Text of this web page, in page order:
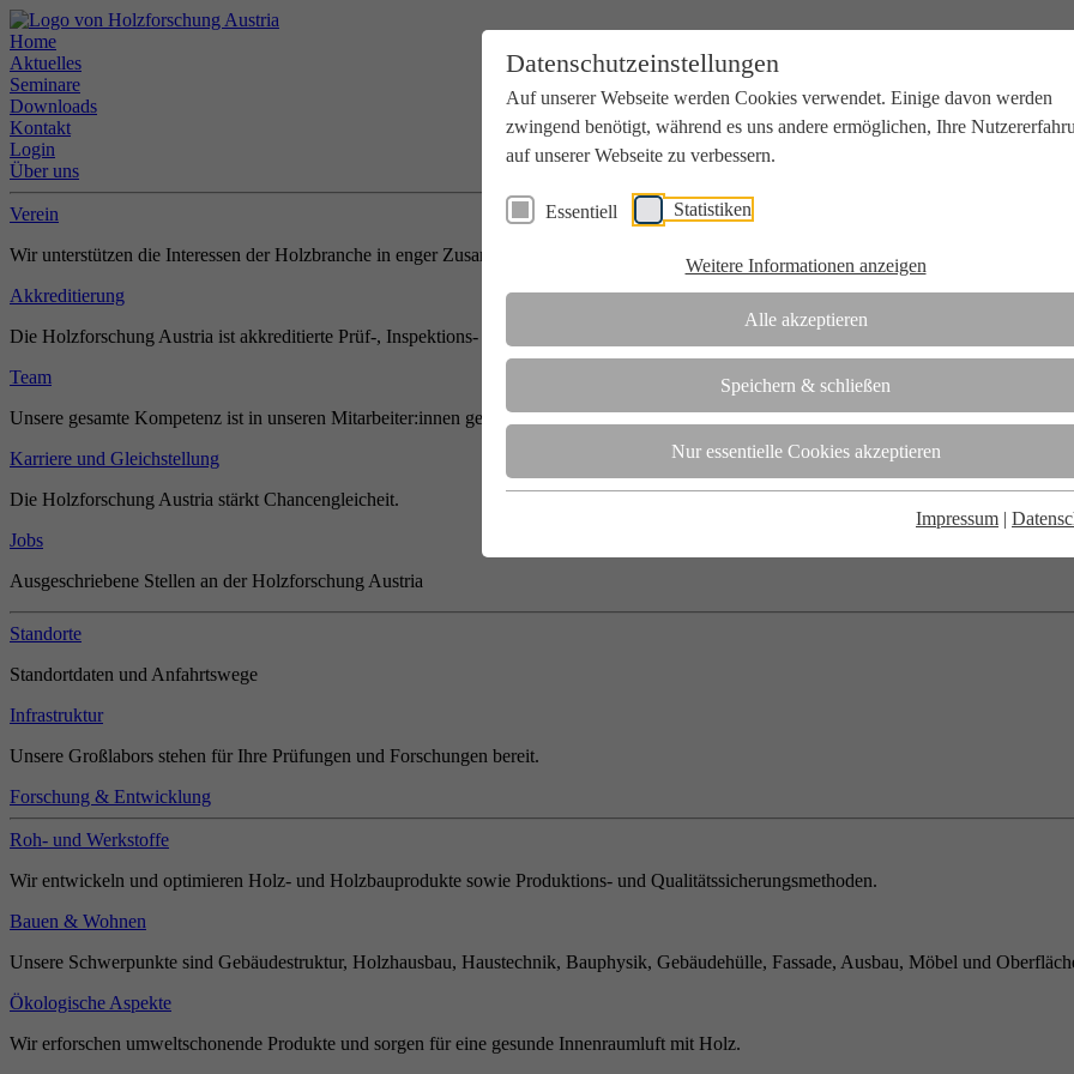
Datenschutzeinstellungen
Auf unserer Webseite werden Cookies verwendet. Einige davon werden
zwingend benötigt, während es uns andere ermöglichen, Ihre
auf unserer Webseite zu verbessern.
Essentiell Statistiken
Weitere Informationen anzeigen
Alle akzeptieren
Speichern & schließen
Nur essentielle Cookies akzeptieren
Impressum |
Home
Aktuelles
Seminare
Downloads
Kontakt
Login
Über uns
Verein
Wir unterstützen die Interessen der Holzbranche in enger Zusammenarbeit mit Wissenschaft und Wirtschaft.
Akkreditierung
Die Holzforschung Austria ist akkreditierte Prüf-, Inspektions- und Zertifizierungsstelle.
Team
Unsere gesamte Kompetenz ist in unseren Mitarbeiter:innen gebündelt
Karriere und Gleichstellung
Die Holzforschung Austria stärkt Chancengleicheit.
Jobs
Ausgeschriebene Stellen an der Holzforschung Austria
Standorte
Standortdaten und Anfahrtswege
Infrastruktur
Unsere Großlabors stehen für Ihre Prüfungen und Forschungen bereit.
Forschung & Entwicklung
Roh- und Werkstoffe
Wir entwickeln und optimieren Holz- und Holzbauprodukte sowie Produktions- und Qualitätssicherungsmethoden.
Bauen & Wohnen
Unsere Schwerpunkte sind Gebäudestruktur, Holzhausbau, Haustechnik, Bauphysik, Gebäudehülle, Fassade, Ausbau, Möbel und
Ökologische Aspekte
Wir erforschen umweltschonende Produkte und sorgen für eine gesunde Innenraumluft mit Holz.